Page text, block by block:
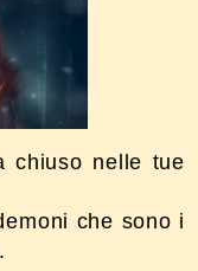
chiuso nelle tue
che sono i